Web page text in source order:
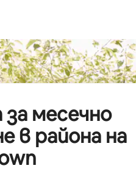
месечно
в района на